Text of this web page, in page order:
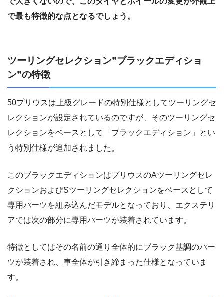
で最も特徴的な点となるでしょう。
ツーリングセレクション”ブラックエディショ
ン”の特徴
50プリウスは上級グレードの特別仕様としてツーリングセ
レクションが設定されているのですが、そのツーリングセ
レクションをベースとして「ブラックエディション」とい
う特別仕様が追加されました。
このブラックエディションはプリウスのAツーリングセレ
クションおよびSツーリングセレクションをベースとして
専用パーツを組み込んだモデルとなっており、エクステリ
アでは次の部分に専用パーツが装着されています。
特徴としてはその名前の通り全体的にブラック基調のパー
ツが装着され、車全体が引き締まった仕様となっていま
す。